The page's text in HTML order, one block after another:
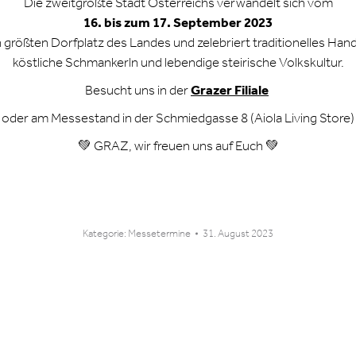
16. bis zum 17. September 2023
größten Dorfplatz des Landes und zelebriert traditionelles
köstliche Schmankerln und lebendige steirische Volkskultur.
Besucht uns in derGrazer Filiale
oder am Messestand in der Schmiedgasse 8 (Aiola Living Store)
💚 GRAZ, wir freuen uns auf Euch 💚
Kategorie: Messetermine 31. August 2023